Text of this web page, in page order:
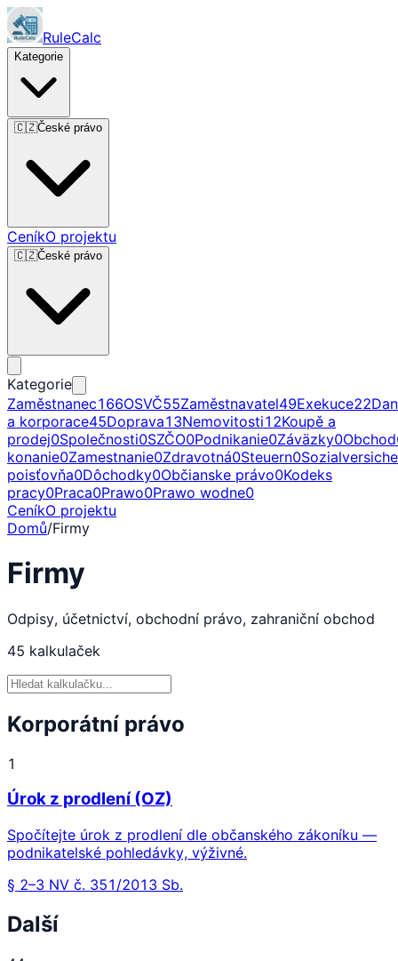
RuleCalc
Kategorie
🇨🇿České právo
CeníkO projektu
🇨🇿České právo
Kategorie
Zaměstnanec166OSVČ55Zaměstnavatel49Exekuce22
a korporace45Doprava13Nemovitosti12Koupě a
prodej0Společnosti0SZČO0Podnikanie0Záväzky0Obchod
konanie0Zamestnanie0Zdravotná0Steuern0
poisťovňa0Dôchodky0Občianske právo0Kodeks
pracy0Praca0Prawo0Prawo wodne0
CeníkO projektu
Domů/Firmy
Firmy
Odpisy, účetnictví, obchodní právo, zahraniční obchod
45 kalkulaček
Korporátní právo
1
Úrok z prodlení (OZ)
Spočítejte úrok z prodlení dle občanského zákoníku —
podnikatelské pohledávky, výživné.
§ 2–3 NV č. 351/2013 Sb.
Další